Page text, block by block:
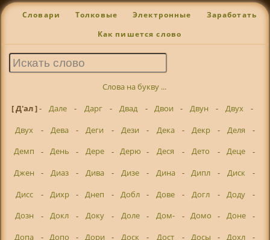
Словари Толковые Электронные Заработать
Как пишется слово
Слова на букву ...
[ Д'ал ]- Дале - Дарг - Двад - Двои - Двун - Двух
-
Двух
- Дева - Деги - Дези - Дека - Декр - Деля
-
Демп
- День - Дере - Дерю - Деся - Дето - Деце
-
Джен
- Диаз - Дива - Дизе - Дина - Дипл - Диск
-
Дисс
- Дихр - Днеп - Добл - Дове - Догл - Доду
-
Дозн
- Докл - Доку - Доле - Дом- - Домо - Доне
-
Допа
- Допо - Дори - Доск - Дост - Досы - Дохл
-